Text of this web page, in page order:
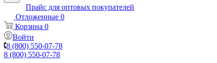
Прайс для оптовых покупателей
Отложенные 0
Корзина 0
Войти
8 (800) 550-07-78
8 (800) 550-07-78